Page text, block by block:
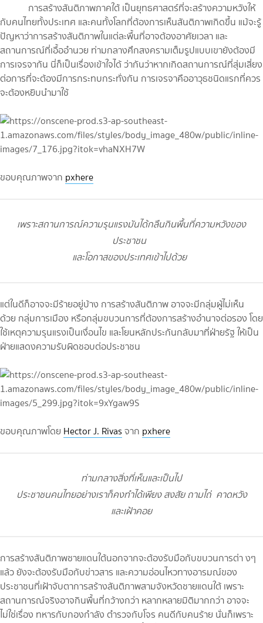
การสร้างสันติภาพภาคใต้ เป็นยุทธศาสตร์ที่จะสร้างความหวังให้
กับคนไทยทั้งประเทศ และคนทั้งโลกที่ต้องการเห็นสันติภาพเกิดขึ้น แม้จะรู้
ปัญหาว่าการสร้างสันติภาพในแต่ละพื้นที่อาจต้องอาศัยเวลา และ
สถานการณ์ที่เอื้ออำนวย ท่ามกลางศึกสงครามเต็มรูปแบบเขายังต้องมี
การเจรจากัน นี่ก็เป็นเรื่องเข้าใจได้ ว่ากันว่าหากเกิดสถานการณ์ที่สุ่มเสี่ยง
ต่อการที่จะต้องมีการกระทบกระทั่งกัน การเจรจาคืออาวุธชนิดแรกที่ควร
จะต้องหยิบนำมาใช้
ขอบคุณภาพจาก pxhere
เพราะสถานการณ์ความรุนแรงมันได้กลืนกินพื้นที่ความหวังของ
ประชาชน
และโอกาสของประเทศเข้าไปด้วย
แต่ในดีก็อาจจะมีร้ายอยู่บ้าง การสร้างสันติภาพ อาจจะมีกลุ่มผู้ไม่เห็น
ด้วย กลุ่มการเมือง หรือกลุ่มขบวนการที่ต้องการสร้างอำนาจต่อรอง โดย
ใช้เหตุความรุนแรงเป็นเงื่อนไข และโยนหลักประกันกลับมาที่ฝ่ายรัฐ ให้เป็น
ฝ่ายแสดงความรับผิดชอบต่อประชาชน
ขอบคุณภาพโดย Hector J. Rivas จาก pxhere
ท่ามกลางสิ่งที่เห็นและเป็นไป
ประชาชนคนไทยอย่างเราก็คงทำได้เพียง สงสัย ถามไถ่ คาดหวัง
และเฝ้าคอย
การสร้างสันติภาพชายแดนใต้นอกจากจะต้องรับมือกับขบวนการต่า งๆ
แล้ว ยังจะต้องรับมือกับข่าวสาร และความอ่อนไหวทางอารมณ์ของ
ประชาชนที่เฝ้าจับตาการสร้างสันติภาพสามจังหวัดชายแดนใต้ เพราะ
สถานการณ์จริงอาจกินพื้นที่กว้างกว่า หลากหลายมิติมากกว่า อาจจะ
ไม่ใช่เรื่อง ทหารกับกองกำลัง ตำรวจกับโจร คนดีกับคนร้าย นั่นก็เพราะ